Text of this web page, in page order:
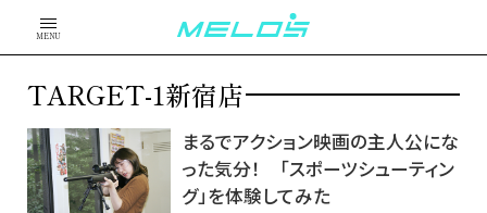
MENU
TARGET-1新宿店
まるでアクション映画の主人公にな
った気分！ 「スポーツシューティン
グ」を体験してみた